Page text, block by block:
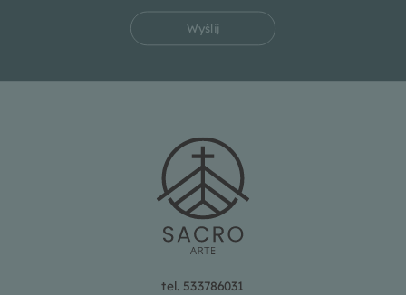
Wyślij
tel. 533786031